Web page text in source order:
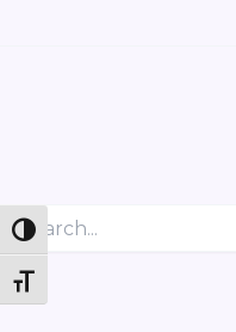
Toggle High Contrast
Toggle Font size
Buscar
por: